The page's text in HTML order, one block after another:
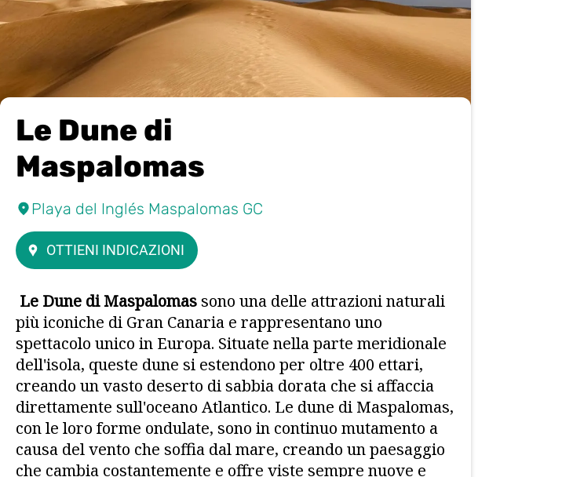
Le Dune di
Maspalomas
Playa del Inglés Maspalomas GC
OTTIENI INDICAZIONI
Le Dune di Maspalomassono una delle attrazioni naturali
più iconiche di Gran Canaria e rappresentano uno
spettacolo unico in Europa. Situate nella parte meridionale
dell'isola, queste dune si estendono per oltre 400 ettari,
creando un vasto deserto di sabbia dorata che si affaccia
direttamente sull'oceano Atlantico. Le dune di Maspalomas,
con le loro forme ondulate, sono in continuo mutamento a
causa del vento che soffia dal mare, creando un paesaggio
che cambia costantemente e offre viste sempre nuove e